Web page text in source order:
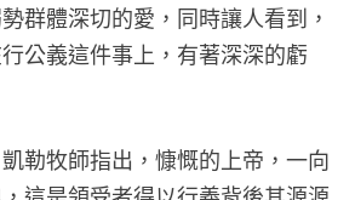
群體深切的愛，同時讓人看到，
公義這件事上，有著深深的虧
牧師指出，慷慨的上帝，一向